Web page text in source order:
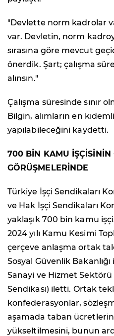
"Devlette norm kadrolar
var. Devletin, norm
sırasına göre mevcut
önerdik. Şart; çalışma
alınsın."
Çalışma süresinde sınır
Bilgin, alımların en
yapılabileceğini kaydetti.
700 BİN KAMU İŞÇİSİNİN
GÖRÜŞMELERİNDE
Türkiye İşçi Sendikaları
ve Hak İşçi Sendikaları
yaklaşık 700 bin kamu
2024 yılı Kamu Kesimi
çerçeve anlaşma ortak
Sosyal Güvenlik Bakanlığı
Sanayi ve Hizmet
Sendikası) iletti. Ortak
konfederasyonlar,
aşamada taban
yükseltilmesini, bunun